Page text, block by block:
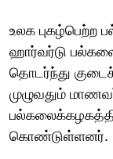
உலக
ஹார்வர்டு
தொடர்ந்து
முழுவதும்
கொண்டுள்ளனர்.